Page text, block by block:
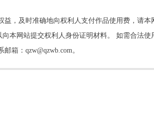
，及时准确地向权利人支付作品使用费，请本
本网站提交权利人身份证明材料。 如需合法使
箱：qzw@qzwb.com。